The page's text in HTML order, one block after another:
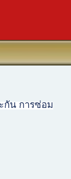
กัน การซ่อม